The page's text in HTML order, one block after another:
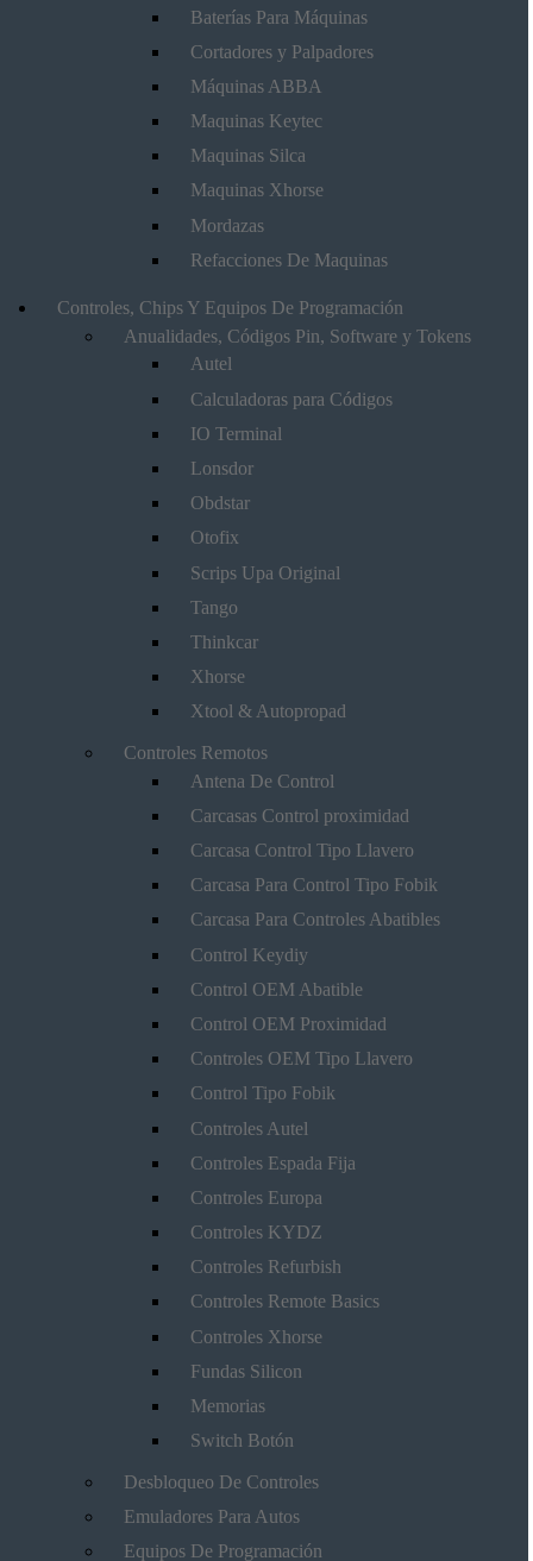
Baterías Para Máquinas
Cortadores y Palpadores
Máquinas ABBA
Maquinas Keytec
Maquinas Silca
Maquinas Xhorse
Mordazas
Refacciones De Maquinas
Controles, Chips Y Equipos De Programación
Anualidades, Códigos Pin, Software y Tokens
Autel
Calculadoras para Códigos
IO Terminal
Lonsdor
Obdstar
Otofix
Scrips Upa Original
Tango
Thinkcar
Xhorse
Xtool & Autopropad
Controles Remotos
Antena De Control
Carcasas Control proximidad
Carcasa Control Tipo Llavero
Carcasa Para Control Tipo Fobik
Carcasa Para Controles Abatibles
Control Keydiy
Control OEM Abatible
Control OEM Proximidad
Controles OEM Tipo Llavero
Control Tipo Fobik
Controles Autel
Controles Espada Fija
Controles Europa
Controles KYDZ
Controles Refurbish
Controles Remote Basics
Controles Xhorse
Fundas Silicon
Memorias
Switch Botón
Desbloqueo De Controles
Emuladores Para Autos
Equipos De Programación